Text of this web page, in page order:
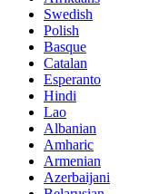
Swedish
Polish
Basque
Catalan
Esperanto
Hindi
Lao
Albanian
Amharic
Armenian
Azerbaijani